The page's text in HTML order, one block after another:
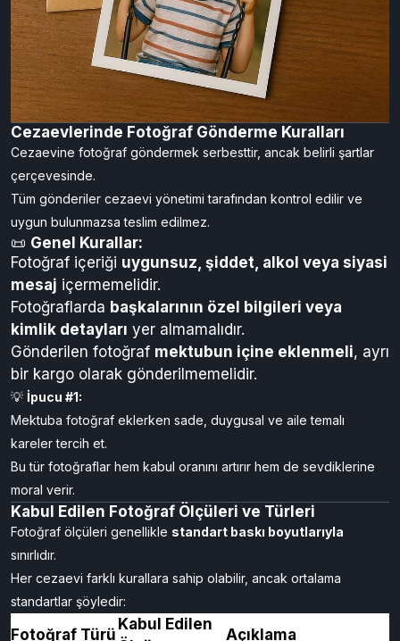
Cezaevlerinde Fotoğraf Gönderme Kuralları
Cezaevine fotoğraf göndermek serbesttir, ancak belirli şartlar
çerçevesinde.
Tüm gönderiler cezaevi yönetimi tarafından kontrol edilir ve
uygun bulunmazsa teslim edilmez.
📜 Genel Kurallar:
Fotoğraf içeriği uygunsuz, şiddet, alkol veya siyasi
mesaj içermemelidir.
Fotoğraflarda başkalarının özel bilgileri veya
kimlik detayları yer almamalıdır.
Gönderilen fotoğraf mektubun içine eklenmeli, ayrı
bir kargo olarak gönderilmemelidir.
💡 İpucu #1:
Mektuba fotoğraf eklerken sade, duygusal ve aile temalı
kareler tercih et.
Bu tür fotoğraflar hem kabul oranını artırır hem de sevdiklerine
moral verir.
Kabul Edilen Fotoğraf Ölçüleri ve Türleri
Fotoğraf ölçüleri genellikle standart baskı boyutlarıyla
sınırlıdır.
Her cezaevi farklı kurallara sahip olabilir, ancak ortalama
standartlar şöyledir:
Fotoğraf Türü
Kabul Edilen
Açıklama